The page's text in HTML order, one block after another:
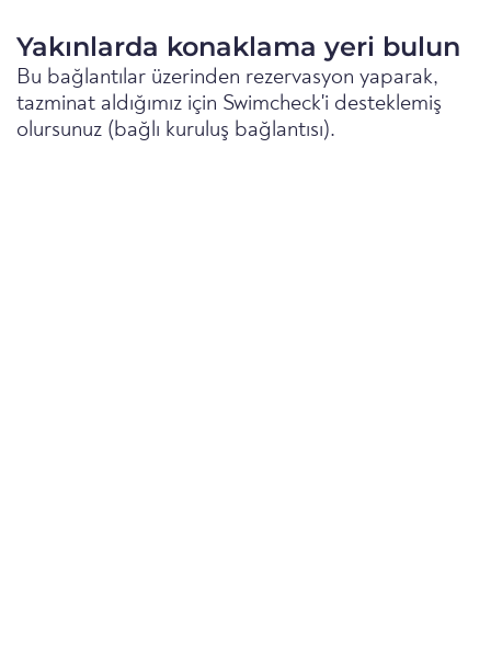
Yakınlarda konaklama yeri bulun
Bu bağlantılar üzerinden rezervasyon yaparak,
tazminat aldığımız için Swimcheck'i desteklemiş
olursunuz (bağlı kuruluş bağlantısı).